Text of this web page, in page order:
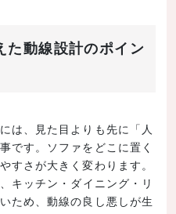
動線設計のポイン
は、見た目よりも先に「人
です。ソファをどこに置く
すさが大きく変わります。
キッチン・ダイニング・リ
ため、動線の良し悪しが生